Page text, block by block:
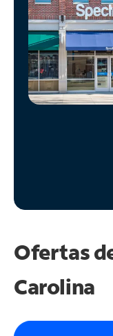
Administrar
cuenta
Encuentra
una
tienda
Ofertas
Carolina